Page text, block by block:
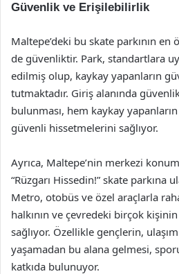
Güvenlik ve Erişilebilirlik
Maltepe’deki bu skate parkının
de güvenliktir. Park, standartlara
edilmiş olup, kaykay yapanların
tutmaktadır. Giriş alanında
bulunması, hem kaykay
güvenli hissetmelerini sağlıyor.
Ayrıca, Maltepe’nin merkezi
“Rüzgarı Hissedin!” skate parkına
Metro, otobüs ve özel araçlarla
halkının ve çevredeki birçok
sağlıyor. Özellikle gençlerin, ulaşım
yaşamadan bu alana gelmesi,
katkıda bulunuyor.